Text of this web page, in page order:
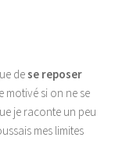
dese reposer
motivé si on ne se
je raconte un peu
mes limites